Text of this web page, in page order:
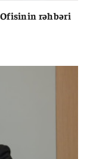
Ofisinin rəhbəri